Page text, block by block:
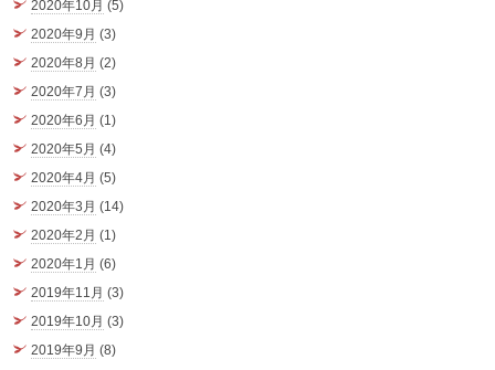
2020年10月 (5)
2020年9月 (3)
2020年8月 (2)
2020年7月 (3)
2020年6月 (1)
2020年5月 (4)
2020年4月 (5)
2020年3月 (14)
2020年2月 (1)
2020年1月 (6)
2019年11月 (3)
2019年10月 (3)
2019年9月 (8)